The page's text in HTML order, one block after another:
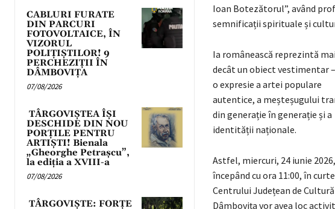
CABLURI FURATE
DIN PARCURI
FOTOVOLTAICE, ÎN
VIZORUL
POLIȚIȘTILOR! 9
PERCHEZIȚII ÎN
DÂMBOVIȚA
07/08/2026
TÂRGOVIȘTEA ÎȘI
DESCHIDE DIN NOU
PORȚILE PENTRU
ARTIȘTI! Bienala
„Gheorghe Petrașcu”,
la ediția a XVIII-a
07/08/2026
TÂRGOVIȘTE: FORȚE
Ioan Botezătorul”, având
semnificații spirituale și
Ia românească reprezintă
decât un obiect vestimentar
o expresie a artei populare
autentice, a meșteșugului
din generație în generație și a
identității naționale.
Astfel, miercuri, 24 iunie 2026,
începând cu ora 11:00, în
Centrului Județean de Cultură
Dâmbovița vor avea loc